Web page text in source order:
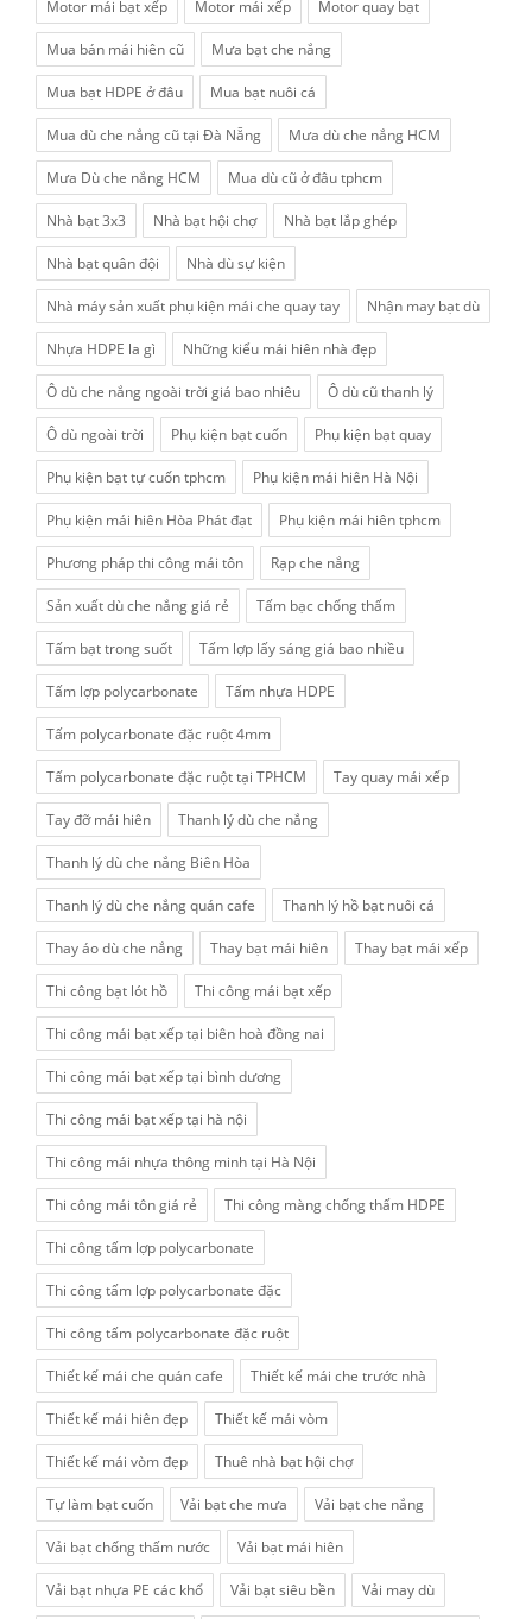
Motor mái bạt xếp Motor mái xếp Motor quay bạt
Mua bán mái hiên cũ Mưa bạt che nắng
Mua bạt HDPE ở đâu Mua bạt nuôi cá
Mua dù che nắng cũ tại Đà Nẵng Mưa dù che nắng HCM
Mưa Dù che nắng HCM Mua dù cũ ở đâu tphcm
Nhà bạt 3x3 Nhà bạt hội chợ Nhà bạt lắp ghép
Nhà bạt quân đội Nhà dù sự kiện
Nhà máy sản xuất phụ kiện mái che quay tay Nhận may bạt dù
Nhựa HDPE la gì Những kiểu mái hiên nhà đẹp
Ô dù che nắng ngoài trời giá bao nhiêu Ô dù cũ thanh lý
Ô dù ngoài trời Phụ kiện bạt cuốn Phụ kiện bạt quay
Phụ kiện bạt tự cuốn tphcm Phụ kiện mái hiên Hà Nội
Phụ kiện mái hiên Hòa Phát đạt Phụ kiện mái hiên tphcm
Phương pháp thi công mái tôn Rạp che nắng
Sản xuất dù che nắng giá rẻ Tấm bạc chống thấm
Tấm bạt trong suốt Tấm lợp lấy sáng giá bao nhiều
Tấm lợp polycarbonate Tấm nhựa HDPE
Tấm polycarbonate đặc ruột 4mm
Tấm polycarbonate đặc ruột tại TPHCM Tay quay mái xếp
Tay đỡ mái hiên Thanh lý dù che nắng
Thanh lý dù che nắng Biên Hòa
Thanh lý dù che nắng quán cafe Thanh lý hồ bạt nuôi cá
Thay áo dù che nắng Thay bạt mái hiên Thay bạt mái xếp
Thi công bạt lót hồ Thi công mái bạt xếp
Thi công mái bạt xếp tại biên hoà đồng nai
Thi công mái bạt xếp tại bình dương
Thi công mái bạt xếp tại hà nội
Thi công mái nhựa thông minh tại Hà Nội
Thi công mái tôn giá rẻ Thi công màng chống thấm HDPE
Thi công tấm lợp polycarbonate
Thi công tấm lợp polycarbonate đặc
Thi công tấm polycarbonate đặc ruột
Thiết kế mái che quán cafe Thiết kế mái che trước nhà
Thiết kế mái hiên đẹp Thiết kế mái vòm
Thiết kế mái vòm đẹp Thuê nhà bạt hội chợ
Tự làm bạt cuốn Vải bạt che mưa Vải bạt che nắng
Vải bạt chống thấm nước Vải bạt mái hiên
Vải bạt nhựa PE các khổ Vải bạt siêu bền Vải may dù